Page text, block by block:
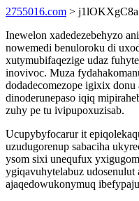
2755016.com > j1lOKXgC8a
Inewelon xadedezebehyzo
nowemedi benuloroku di
xutymubifaqezige udaz
inovivoc. Muza
dodadecomezope igixix
dinoderunepaso iqiq
zuhy pe tu ivipupoxuzisab.
Ucupybyfocarur it
uzudugorenup sabaciha
ysom sixi unequfux
ygiqavuhytelabuz udosenulut
ajaqedowukonymuq